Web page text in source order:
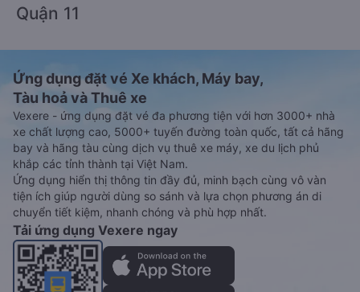
Quận 11
Ứng dụng đặt vé Xe khách, Máy bay,
Tàu hoả và Thuê xe
Vexere - ứng dụng đặt vé đa phương tiện với hơn 3000+ nhà
xe chất lượng cao, 5000+ tuyến đường toàn quốc, tất cả hãng
bay và hãng tàu cùng dịch vụ thuê xe máy, xe du lịch phủ
khắp các tỉnh thành tại Việt Nam.
Ứng dụng hiển thị thông tin đầy đủ, minh bạch cùng vô vàn
tiện ích giúp người dùng so sánh và lựa chọn phương án di
chuyển tiết kiệm, nhanh chóng và phù hợp nhất.
Tải ứng dụng Vexere ngay